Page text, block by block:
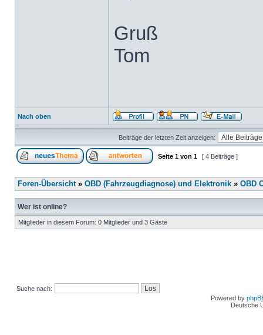
Gruß
Tom
Nach oben
Beiträge der letzten Zeit anzeigen:
Seite 1 von 1 [ 4 Beiträge ]
Foren-Übersicht» OBD (Fahrzeugdiagnose) und Elektronik » OBD
Wer ist online?
Mitglieder in diesem Forum: 0 Mitglieder und 3 Gäste
Suche nach:
Powered by
Deutsche